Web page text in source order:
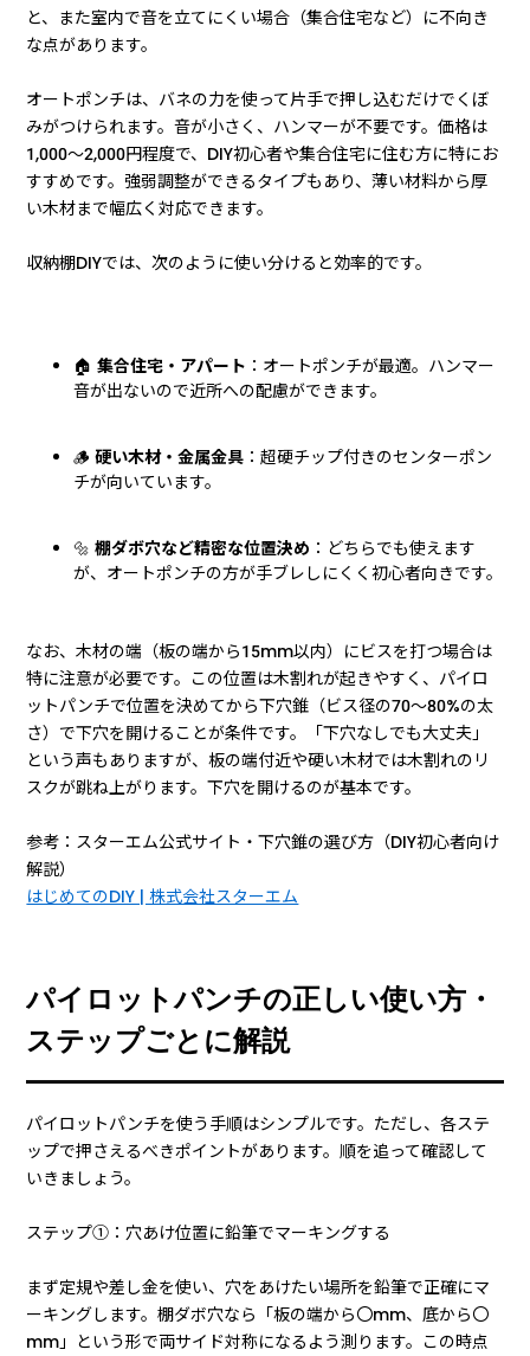
と、また室内で音を立てにくい場合（集合住宅など）に不向き
な点があります。
オートポンチは、バネの力を使って片手で押し込むだけでくぼ
みがつけられます。音が小さく、ハンマーが不要です。価格は
1,000〜2,000円程度で、DIY初心者や集合住宅に住む方に特にお
すすめです。強弱調整ができるタイプもあり、薄い材料から厚
い木材まで幅広く対応できます。
収納棚DIYでは、次のように使い分けると効率的です。
🏠集合住宅・アパート ：オートポンチが最適。ハンマー
音が出ないので近所への配慮ができます。
🪵硬い木材・金属金具 ：超硬チップ付きのセンターポン
チが向いています。
🔩棚ダボ穴など精密な位置決め ：どちらでも使えます
が、オートポンチの方が手ブレしにくく初心者向きです。
なお、木材の端（板の端から15mm以内）にビスを打つ場合は
特に注意が必要です。この位置は木割れが起きやすく、パイロ
ットパンチで位置を決めてから下穴錐（ビス径の70〜80%の太
さ）で下穴を開けることが条件です。「下穴なしでも大丈夫」
という声もありますが、板の端付近や硬い木材では木割れのリ
スクが跳ね上がります。下穴を開けるのが基本です。
参考：スターエム公式サイト・下穴錐の選び方（DIY初心者向け
解説）
はじめてのDIY | 株式会社スターエム
パイロットパンチの正しい使い方・
ステップごとに解説
パイロットパンチを使う手順はシンプルです。ただし、各ステ
ップで押さえるべきポイントがあります。順を追って確認して
いきましょう。
ステップ①：穴あけ位置に鉛筆でマーキングする
まず定規や差し金を使い、穴をあけたい場所を鉛筆で正確にマ
ーキングします。棚ダボ穴なら「板の端から〇mm、底から〇
mm」という形で両サイド対称になるよう測ります。この時点